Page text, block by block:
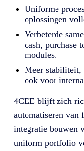
Uniforme
oplossingen
Verbeterde
cash, purchase
modules.
Meer stabiliteit,
ook voor
4CEE blijft zich
automatiseren van
integratie bouwen
uniform portfolio